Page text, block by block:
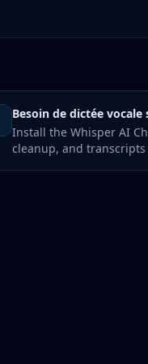
Besoin de dictée vocale
Install the Whisper AI
cleanup, and